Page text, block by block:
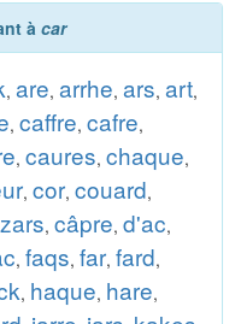
à car
, are, arrhe, ars, art,
, caffre, cafre,
, caures, chaque,
, cor, couard,
, câpre, d'ac,
, faqs, far, fard,
, haque, hare,